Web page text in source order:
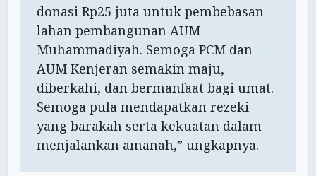
donasi Rp25 juta untuk pembebasan
lahan pembangunan AUM
Muhammadiyah. Semoga PCM dan
AUM Kenjeran semakin maju,
diberkahi, dan bermanfaat bagi umat.
Semoga pula mendapatkan rezeki
yang barakah serta kekuatan dalam
menjalankan amanah,” ungkapnya.